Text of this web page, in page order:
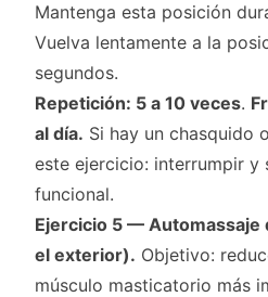
Mantenga esta posición
Vuelva lentamente a la
segundos.
Repetición: 5 a 10 veces.
al día. Si hay un chasquido
este ejercicio: interrumpir y
funcional.
Ejercicio 5 — Automassaje
el exterior). Objetivo:
músculo masticatorio más